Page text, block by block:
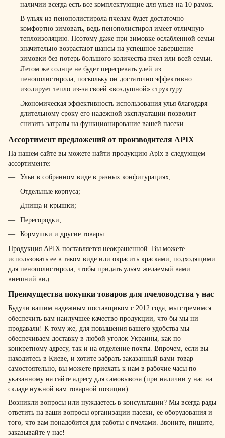
наличии всегда есть все комплектующие для ульев на 10 рамок.
В ульях из пенополистирола пчелам будет достаточно
комфортно зимовать, ведь пенополистирол имеет отличную
теплоизоляцию. Поэтому даже при зимовке ослабленной семьи
значительно возрастают шансы на успешное завершение
зимовки без потерь большого количества пчел или всей семьи.
Летом же солнце не будет перегревать улей из
пенополистирола, поскольку он достаточно эффективно
изолирует тепло из-за своей «воздушной» структуру.
Экономическая эффективность использования улья благодаря
длительному сроку его надежной эксплуатации позволит
снизить затраты на функционирование вашей пасеки.
Ассортимент предложений от производителя APIX
На нашем сайте вы можете найти продукцию Apix в следующем
ассортименте:
Ульи в собранном виде в разных конфигурациях;
Отдельные корпуса;
Днища и крышки;
Перегородки;
Кормушки и другие товары.
Продукция APIX поставляется неокрашенной. Вы можете
использовать ее в таком виде или окрасить красками, подходящими
для пенополистирола, чтобы придать ульям желаемый вами
внешний вид.
Преимущества покупки товаров для пчеловодства у нас
Будучи вашим надежным поставщиком с 2012 года, мы стремимся
обеспечить вам наилучшее качество продукции, что бы мы ни
продавали! К тому же, для повышения вашего удобства мы
обеспечиваем доставку в любой уголок Украины, как по
конкретному адресу, так и на отделение почты. Впрочем, если вы
находитесь в Киеве, и хотите забрать заказанный вами товар
самостоятельно, вы можете приехать к нам в рабочие часы по
указанному на сайте адресу для самовывоза (при наличии у нас на
складе нужной вам товарной позиции).
Возникли вопросы или нуждаетесь в консультации? Мы всегда рады
ответить на ваши вопросы организации пасеки, ее оборудования и
того, что вам понадобится для работы с пчелами. Звоните, пишите,
заказывайте у нас!